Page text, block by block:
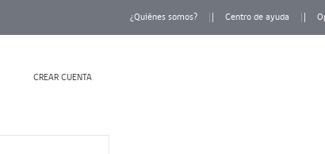
¿Quiénes somos? Centro de ayuda
CREAR CUENTA